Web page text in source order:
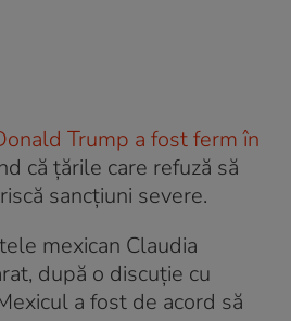
Trump a fost ferm în
că țările care refuză să
sancțiuni severe.
mexican Claudia
după o discuție cu
a fost de acord să